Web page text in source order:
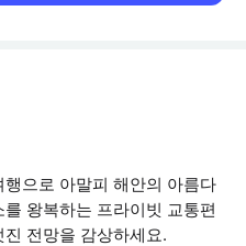
으로 아말피 해안의 아름다
왕복하는 프라이빗 교통편
전망을 감상하세요.